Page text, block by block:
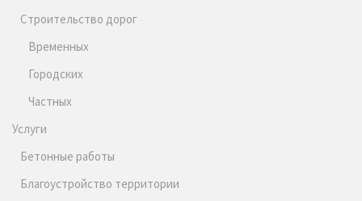
Строительство дорог
Временных
Городских
Частных
Услуги
Бетонные работы
Благоустройство территории